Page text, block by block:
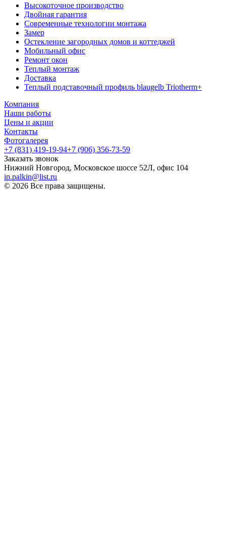
Высокоточное производство
Двойная гарантия
Современные технологии монтажа
Замер
Остекление загородных домов и коттеджей
Мобильный офис
Ремонт окон
Теплый монтаж
Доставка
Теплый подставочный профиль blaugelb Triotherm+
Компания
Наши работы
Цены и акции
Контакты
Фотогалерея
+7 (831) 419-19-94+7 (906) 356-73-59
Заказать звонок
Нижний Новгород, Московское шоссе 52Л, офис 104
ip.palkin@list.ru
© 2026 Все права защищены.